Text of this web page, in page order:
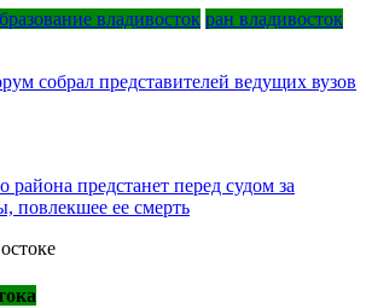
владивосток ран владивосток
собрал представителей ведущих вузов
предстанет перед судом за
повлекшее ее смерть